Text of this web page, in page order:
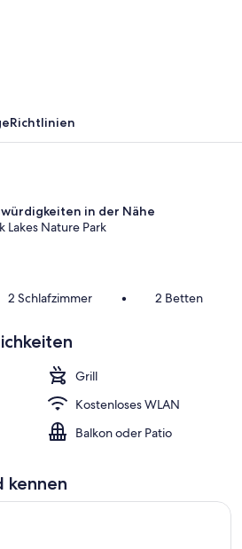
Richtlinien
in der Nähe
Lakes Nature Park
2 Schlafzimmer • 2 Betten
Grill
Kostenloses WLAN
Balkon oder Patio
kennen